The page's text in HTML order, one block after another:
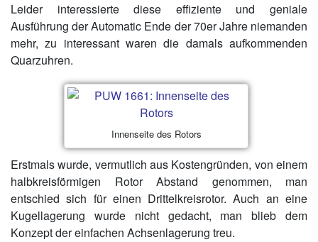
Leider interessierte diese effiziente und geniale
Ausführung der Automatic Ende der 70er Jahre niemanden
mehr, zu interessant waren die damals aufkommenden
Quarzuhren.
Innenseite des Rotors
Erstmals wurde, vermutlich aus Kostengründen, von einem
halbkreisförmigen Rotor Abstand genommen, man
entschied sich für einen Drittelkreisrotor. Auch an eine
Kugellagerung wurde nicht gedacht, man blieb dem
Konzept der einfachen Achsenlagerung treu.